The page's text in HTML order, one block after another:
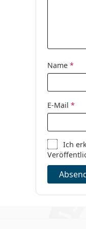
Name *
E-Mail *
Ich